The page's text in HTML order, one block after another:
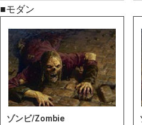
■モダン
ゾンビ/Zombie